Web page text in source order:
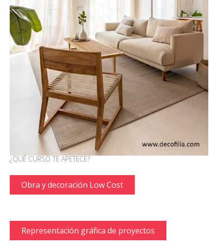
¿QUÉ CURSO TE APETECE?
Obra y decoración Low Cost
Representación gráfica de proyectos